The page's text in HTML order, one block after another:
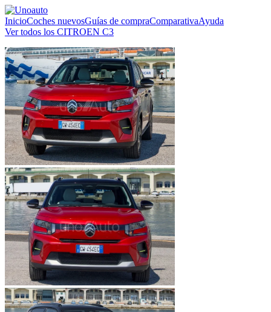
InicioCoches nuevosGuías de compraComparativaAyuda
Ver todos los CITROEN C3